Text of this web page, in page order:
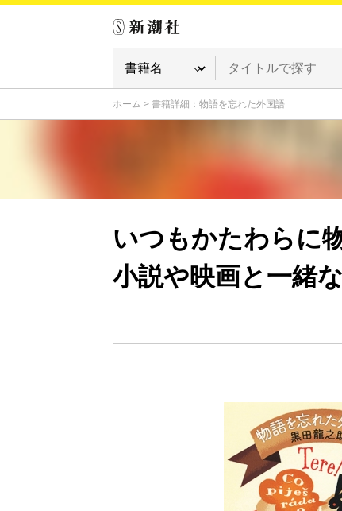
ホーム > 書籍詳細：物語を忘れた外国語
いつもかたわらに
小説や映画と一緒